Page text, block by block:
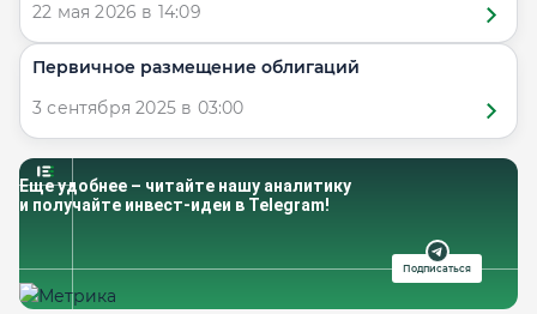
22 мая 2026 в 14:09
Первичное размещение облигаций
3 сентября 2025 в 03:00
Еще удобнее – читайте нашу аналитику
и получайте инвест-идеи в Telegram!
Подписаться